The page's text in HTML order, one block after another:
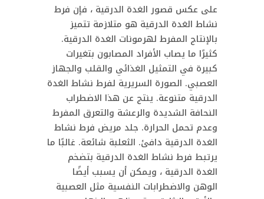
على عكس قصور الغدة الدرقية ، فإن فرط
نشاط الغدة الدرقية هو متلازمة تتميز
بالإنتاج المفرط لهرمونات الغدة الدرقية.
كثيرًا ما يصاب الأفراد المصابون بتغيرات
كبيرة في التمثيل الغذائي والقلب والجهاز
العصبي. الصورة السريرية لفرط نشاط الغدة
الدرقية متنوعة. ينتج عن هذا الاضطراب
النحافة الشديدة والرعشة والتعرق المفرط
وعدم تحمل الحرارة. جلد مريض فرط نشاط
الغدة الدرقية دافئ. الثعلبة شائعة. غالبًا ما
يرتبط فرط نشاط الغدة الدرقية بتضخم
الغدة الدرقية ، ويمكن أن يسبب أيضًا
الوهن والاضطرابات النفسية مثل العصبية